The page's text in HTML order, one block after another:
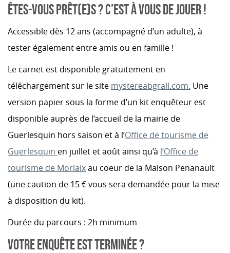
ÊTES-VOUS PRÊT(E)S ? C’EST À VOUS DE JOUER !
Accessible dès 12 ans (accompagné d’un adulte), à
tester également entre amis ou en famille !
Le carnet est disponible gratuitement en
téléchargement sur le site mystereabgrall.com. Une
version papier sous la forme d’un kit enquêteur est
disponible auprès de l’accueil de la mairie de
Guerlesquin hors saison et à l’Office de tourisme de
Guerlesquin en juillet et août ainsi qu’à l’Office de
tourisme de Morlaixau coeur de la Maison Penanault
(une caution de 15 € vous sera demandée pour la mise
à disposition du kit).
Durée du parcours : 2h minimum
VOTRE ENQUÊTE EST TERMINÉE ?